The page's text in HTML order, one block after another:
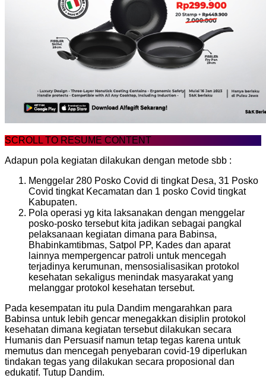
SCROLL TO RESUME CONTENT
Adapun pola kegiatan dilakukan dengan metode sbb :
Menggelar 280 Posko Covid di tingkat Desa, 31 Posko
Covid tingkat Kecamatan dan 1 posko Covid tingkat
Kabupaten.
Pola operasi yg kita laksanakan dengan menggelar
posko-posko tersebut kita jadikan sebagai pangkal
pelaksanaan kegiatan dimana para Babinsa,
Bhabinkamtibmas, Satpol PP, Kades dan aparat
lainnya mempergencar patroli untuk mencegah
terjadinya kerumunan, mensosialisasikan protokol
kesehatan sekaligus menindak masyarakat yang
melanggar protokol kesehatan tersebut.
Pada kesempatan itu pula Dandim mengarahkan para
Babinsa untuk lebih gencar menegakkan disiplin protokol
kesehatan dimana kegiatan tersebut dilakukan secara
Humanis dan Persuasif namun tetap tegas karena untuk
memutus dan mencegah penyebaran covid-19 diperlukan
tindakan tegas yang dilakukan secara proposional dan
edukatif. Tutup Dandim.